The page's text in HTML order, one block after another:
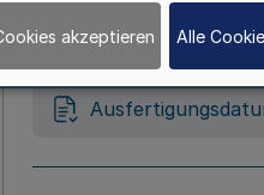
Gesetz zur
akzeptieren Alle